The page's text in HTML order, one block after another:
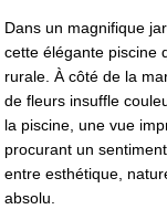
Dans un magnifique
cette élégante piscine
rurale. À côté de la
de fleurs insuffle
la piscine, une vue
procurant un
entre esthétique,
absolu.